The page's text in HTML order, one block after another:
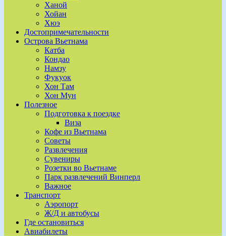
Ханой
Хойан
Хюэ
Достопримечательности
Острова Вьетнама
Катба
Кондао
Намзу
Фукуок
Хон Там
Хон Мун
Полезное
Подготовка к поездке
Виза
Кофе из Вьетнама
Советы
Развлечения
Сувениры
Розетки во Вьетнаме
Парк развлечений Винперл
Важное
Транспорт
Аэропорт
Ж/Д и автобусы
Где остановиться
Авиабилеты